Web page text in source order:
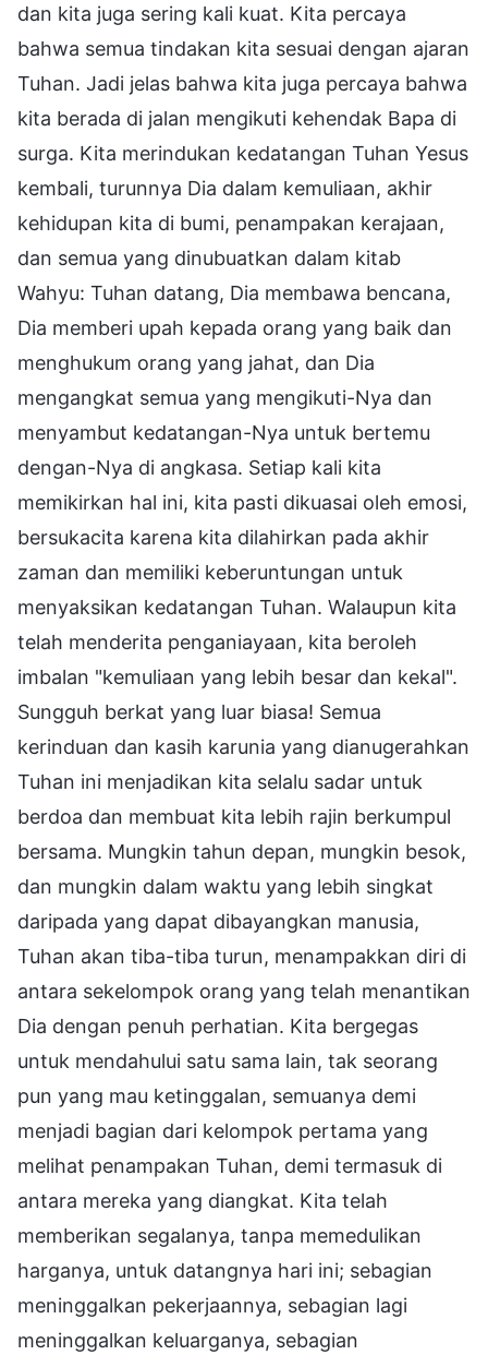
dan kita juga sering kali kuat. Kita percaya
bahwa semua tindakan kita sesuai dengan ajaran
Tuhan. Jadi jelas bahwa kita juga percaya bahwa
kita berada di jalan mengikuti kehendak Bapa di
surga. Kita merindukan kedatangan Tuhan Yesus
kembali, turunnya Dia dalam kemuliaan, akhir
kehidupan kita di bumi, penampakan kerajaan,
dan semua yang dinubuatkan dalam kitab
Wahyu: Tuhan datang, Dia membawa bencana,
Dia memberi upah kepada orang yang baik dan
menghukum orang yang jahat, dan Dia
mengangkat semua yang mengikuti-Nya dan
menyambut kedatangan-Nya untuk bertemu
dengan-Nya di angkasa. Setiap kali kita
memikirkan hal ini, kita pasti dikuasai oleh emosi,
bersukacita karena kita dilahirkan pada akhir
zaman dan memiliki keberuntungan untuk
menyaksikan kedatangan Tuhan. Walaupun kita
telah menderita penganiayaan, kita beroleh
imbalan "kemuliaan yang lebih besar dan kekal".
Sungguh berkat yang luar biasa! Semua
kerinduan dan kasih karunia yang dianugerahkan
Tuhan ini menjadikan kita selalu sadar untuk
berdoa dan membuat kita lebih rajin berkumpul
bersama. Mungkin tahun depan, mungkin besok,
dan mungkin dalam waktu yang lebih singkat
daripada yang dapat dibayangkan manusia,
Tuhan akan tiba-tiba turun, menampakkan diri di
antara sekelompok orang yang telah menantikan
Dia dengan penuh perhatian. Kita bergegas
untuk mendahului satu sama lain, tak seorang
pun yang mau ketinggalan, semuanya demi
menjadi bagian dari kelompok pertama yang
melihat penampakan Tuhan, demi termasuk di
antara mereka yang diangkat. Kita telah
memberikan segalanya, tanpa memedulikan
harganya, untuk datangnya hari ini; sebagian
meninggalkan pekerjaannya, sebagian lagi
meninggalkan keluarganya, sebagian